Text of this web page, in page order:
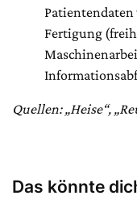
Fertigung
Quellen: „Heise“,
Das könnte